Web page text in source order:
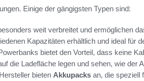
Einige der gängigsten Typen sind:
weit verbreitet und ermöglichen
Kapazitäten erhältlich und ideal für
bietet den Vorteil, dass keine
die Ladefläche legen und sehen, wie der
bieten Akkupacks an, die speziell